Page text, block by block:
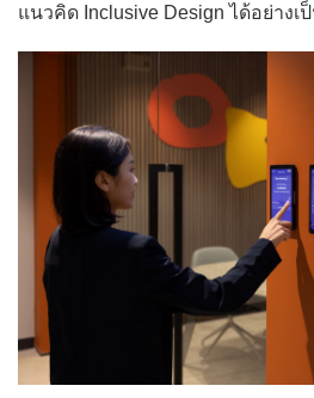
แนวคิด Inclusive Design ได้อย่างเ